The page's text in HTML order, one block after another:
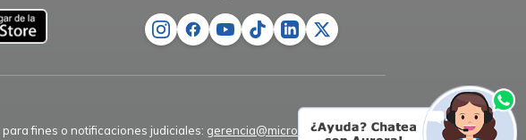
para fines o notificaciones judiciales: gerencia@microempresas.co